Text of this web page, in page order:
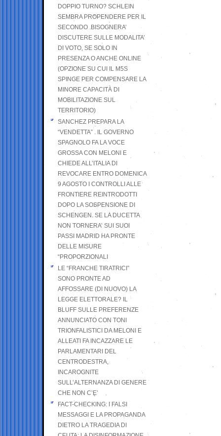
DOPPIO TURNO? SCHLEIN
SEMBRA PROPENDERE PER IL
SECONDO .BISOGNERA’
DISCUTERE SULLE MODALITA’
DI VOTO, SE SOLO IN
PRESENZA O ANCHE ONLINE
(OPZIONE SU CUI IL M5S
SPINGE PER COMPENSARE LA
MINORE CAPACITÀ DI
MOBILITAZIONE SUL
TERRITORIO)
SANCHEZ PREPARA LA
“VENDETTA” . IL GOVERNO
SPAGNOLO FA LA VOCE
GROSSA CON MELONI E
CHIEDE ALL’ITALIA DI
REVOCARE ENTRO DOMENICA
9 AGOSTO I CONTROLLI ALLE
FRONTIERE REINTRODOTTI
DOPO LA SOSPENSIONE DI
SCHENGEN. SE LA DUCETTA
NON TORNERA’ SUI SUOI
PASSI MADRID HA PRONTE
DELLE MISURE
“PROPORZIONALI
LE “FRANCHE TIRATRICI”
SONO PRONTE AD
AFFOSSARE (DI NUOVO) LA
LEGGE ELETTORALE? IL
BLUFF SULLE PREFERENZE
ANNUNCIATO CON TONI
TRIONFALISTICI DA MELONI E
ALLEATI FA INCAZZARE LE
PARLAMENTARI DEL
CENTRODESTRA,
INCAROGNITE
SULL’ALTERNANZA DI GENERE
CHE NON C’E’
FACT-CHECKING: I FALSI
MESSAGGI E LA PROPAGANDA
DIETRO LA TRAGEDIA DI